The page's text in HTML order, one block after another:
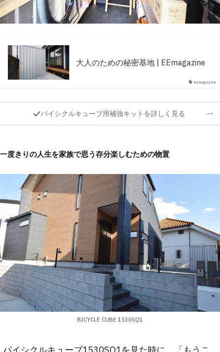
EEmagazine
大人のための秘密基地 | EEmagazine
バイシクルキューブ用補強キットを詳しく見る
一度きりの人生を家族で思う存分楽しむための物置
BICYCLE CUBE 1530SQ1
バイシクルキューブ1530SQ1を見た時に、「もうこ